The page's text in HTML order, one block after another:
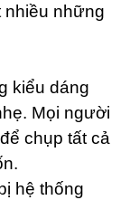
nhiều những
kiểu dáng
Mọi người
chụp tất cả
hệ thống